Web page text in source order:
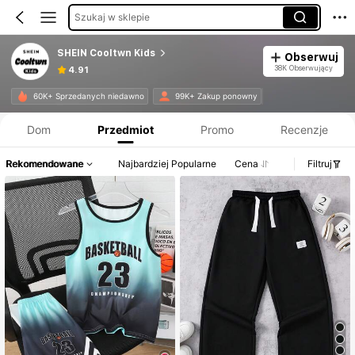
Szukaj w sklepie
SHEIN Cooltwn Kids
4.91
Obserwuj
38K Obserwujący
60K+ Sprzedanych niedawno 99K+ Zakup ponowny
Dom Przedmiot Promo Recenzje
Rekomendowane Najbardziej Popularne Cena Filtruj